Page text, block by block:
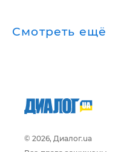
Смотреть ещё
© 2026, Диалог.ua